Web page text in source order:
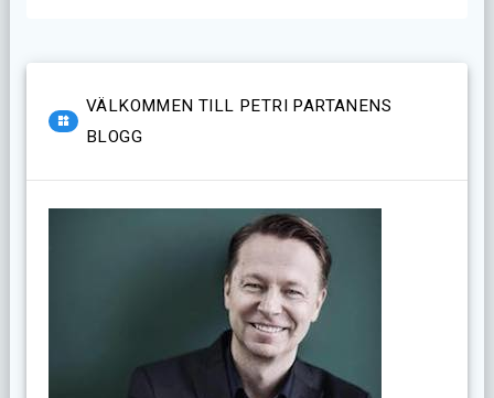
VÄLKOMMEN TILL PETRI PARTANENS
BLOGG